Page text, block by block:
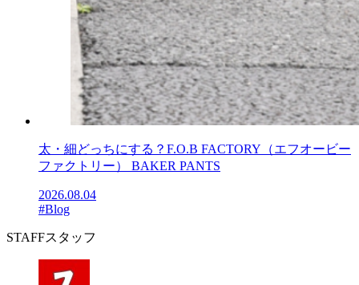
太・細どっちにする？F.O.B FACTORY（エフオービー
ファクトリー） BAKER PANTS
2026.08.04
#Blog
STAFFスタッフ